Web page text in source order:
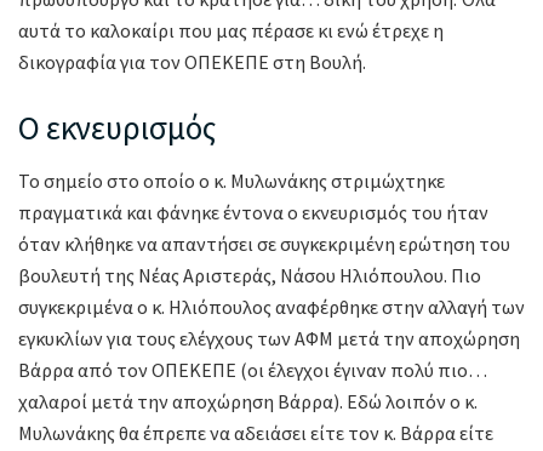
αυτά το καλοκαίρι που μας πέρασε κι ενώ έτρεχε η
δικογραφία για τον ΟΠΕΚΕΠΕ στη Βουλή.
Ο εκνευρισμός
Το σημείο στο οποίο ο κ. Μυλωνάκης στριμώχτηκε
πραγματικά και φάνηκε έντονα ο εκνευρισμός του ήταν
όταν κλήθηκε να απαντήσει σε συγκεκριμένη ερώτηση του
βουλευτή της Νέας Αριστεράς, Νάσου Ηλιόπουλου. Πιο
συγκεκριμένα ο κ. Ηλιόπουλος αναφέρθηκε στην αλλαγή των
εγκυκλίων για τους ελέγχους των ΑΦΜ μετά την αποχώρηση
Βάρρα από τον ΟΠΕΚΕΠΕ (οι έλεγχοι έγιναν πολύ πιο…
χαλαροί μετά την αποχώρηση Βάρρα). Εδώ λοιπόν ο κ.
Μυλωνάκης θα έπρεπε να αδειάσει είτε τον κ. Βάρρα είτε